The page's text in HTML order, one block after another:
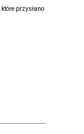
przysłano